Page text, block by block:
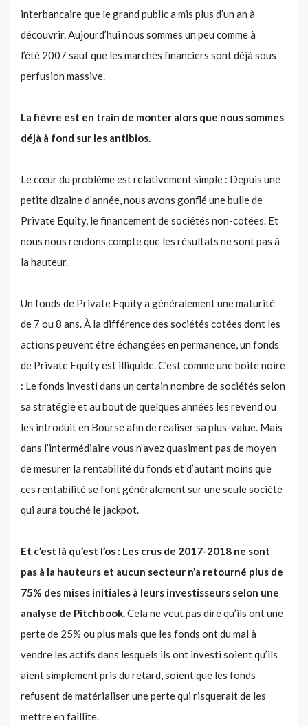
interbancaire que le grand public a mis plus d’un an à
découvrir. Aujourd’hui nous sommes un peu comme à
l’été 2007 sauf que les marchés financiers sont déjà sous
perfusion massive.
La fièvre est en train de monter alors que nous sommes
déjà à fond sur les antibios.
Le cœur du problème est relativement simple : Depuis une
petite dizaine d’année, nous avons gonflé une bulle de
Private Equity, le financement de sociétés non-cotées. Et
nous nous rendons compte que les résultats ne sont pas à
la hauteur.
Un fonds de Private Equity a généralement une maturité
de 7 ou 8 ans. À la différence des sociétés cotées dont les
actions peuvent être échangées en permanence, un fonds
de Private Equity est illiquide. C’est comme une boite noire
: Le fonds investi dans un certain nombre de sociétés selon
sa stratégie et au bout de quelques années les revend ou
les introduit en Bourse afin de réaliser sa plus-value. Mais
dans l’intermédiaire vous n’avez quasiment pas de moyen
de mesurer la rentabilité du fonds et d’autant moins que
ces rentabilité se font généralement sur une seule société
qui aura touché le jackpot.
Et c’est là qu’est l’os : Les crus de 2017-2018 ne sont
pas à la hauteurs et aucun secteur n’a retourné plus de
75% des mises initiales à leurs investisseurs selon une
analyse de Pitchbook.Cela ne veut pas dire qu’ils ont une
perte de 25% ou plus mais que les fonds ont du mal à
vendre les actifs dans lesquels ils ont investi soient qu’ils
aient simplement pris du retard, soient que les fonds
refusent de matérialiser une perte qui risquerait de les
mettre en faillite.